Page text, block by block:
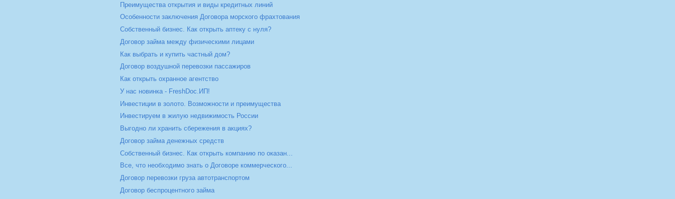
Преимущества открытия и виды кредитных линий
Особенности заключения Договора морского фрахтования
Собственный бизнес. Как открыть аптеку с нуля?
Договор займа между физическими лицами
Как выбрать и купить частный дом?
Договор воздушной перевозки пассажиров
Как открыть охранное агентство
У нас новинка - FreshDoc.ИП!
Инвестиции в золото. Возможности и преимущества
Инвестируем в жилую недвижимость России
Выгодно ли хранить сбережения в акциях?
Договор займа денежных средств
Собственный бизнес. Как открыть компанию по оказан...
Все, что необходимо знать о Договоре коммерческого...
Договор перевозки груза автотранспортом
Договор беспроцентного займа